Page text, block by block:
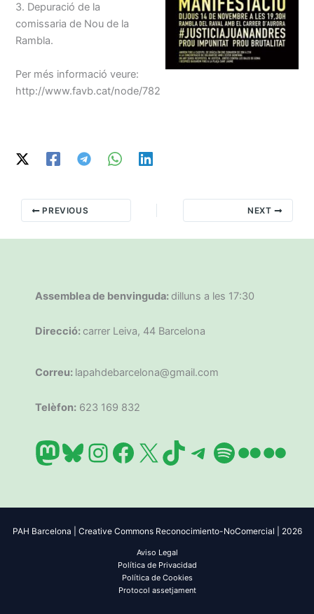
3. Depuració de la
comissaria de Nou de la
Rambla.
Per més informació veure:
http://www.favb.cat/node/782
PREVIOUS NEXT
Assemblea de benvinguda: dilluns a les 17:30
Direcció: carrer Leiva, 44 Barcelona
Correu: lapahdebarcelona@gmail.com
Telèfon: 623 169 832
Mastodon
Bluesky
Instagram
Facebook
X TikTok
Telegram
Spotify
Flickr
PAH Barcelona | Creative Commons Reconocimiento-NoComercial | 2026
Aviso Legal
Política de Privacidad
Política de Cookies
Protocol assetjament